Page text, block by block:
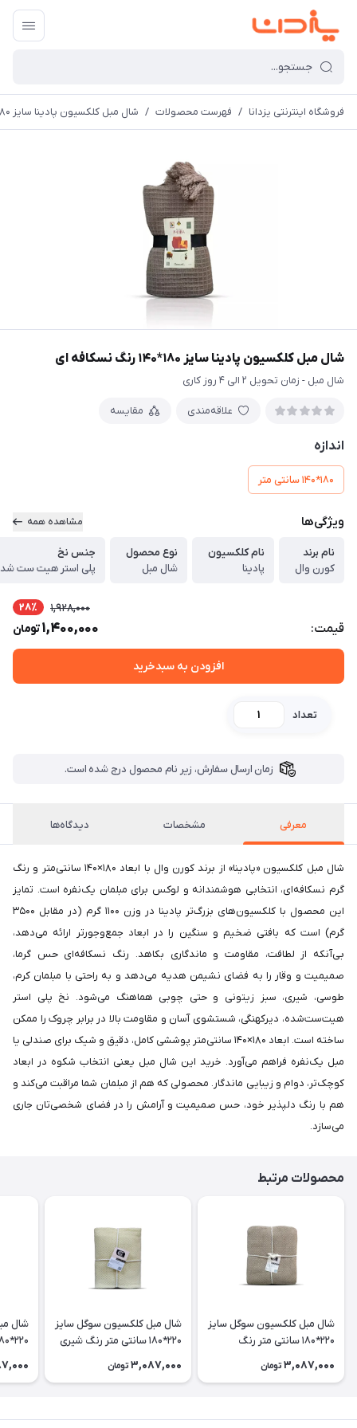
فروشگاه اینترنتی یزدانا / فهرست محصولات / شال مبل کلکسیون پادینا سایز 180*140 رنگ نسکافه ای
شال مبل کلکسیون پادینا سایز 180*140 رنگ نسکافه ای
شال مبل - زمان تحویل 2 الی 4 روز کاری
علاقه‌مندی مقایسه
اندازه
180*140 سانتی متر
ویژگی‌ها مشاهده همه
نام برند
کورن وال
نام کلکسیون
پادینا
نوع محصول
شال مبل
جنس نخ
پلی استر هیت ست
قیمت:
1,928,000 28٪
1,400,000تومان
افزودن به سبدخرید
تعداد
زمان ارسال سفارش، زیر نام محصول درج شده است.
معرفی مشخصات دیدگاه‌ها
شال مبل کلکسیون «پادینا» از برند کورن وال با ابعاد ۱۸۰×۱۴۰ سانتی‌متر و رنگ
گرم نسکافه‌ای، انتخابی هوشمندانه و لوکس برای مبلمان یک‌نفره است. تمایز
این محصول با کلکسیون‌های بزرگ‌تر پادینا در وزن ۱۱۰۰ گرم (در مقابل ۳۵۰۰
گرم) است که بافتی ضخیم و سنگین را در ابعاد جمع‌وجورتر ارائه می‌دهد،
بی‌آنکه از لطافت، مقاومت و ماندگاری بکاهد. رنگ نسکافه‌ای حس گرما،
صمیمیت و وقار را به فضای نشیمن هدیه می‌دهد و به راحتی با مبلمان کرم،
طوسی، شیری، سبز زیتونی و حتی چوبی هماهنگ می‌شود. نخ پلی استر
هیت‌ست‌شده، دیرکهنگی، شستشوی آسان و مقاومت بالا در برابر چروک را ممکن
ساخته است. ابعاد ۱۸۰×۱۴۰ سانتی‌متر پوششی کامل، دقیق و شیک برای صندلی یا
مبل یک‌نفره فراهم می‌آورد. خرید این شال مبل یعنی انتخاب شکوه در ابعاد
کوچک‌تر، دوام و زیبایی ماندگار. محصولی که هم از مبلمان شما مراقبت می‌کند و
هم با رنگ دلپذیر خود، حس صمیمیت و آرامش را در فضای شخصی‌تان جاری
می‌سازد.
محصولات مرتبط
شال مبل کلکسیون سوگل سایز
220*180 سانتی متر رنگ
نسکافه ای
3,087,000 تومان
شال مبل کلکسیون سوگل سایز
220*180 سانتی متر رنگ شیری
3,087,000 تومان
شال
دریایی